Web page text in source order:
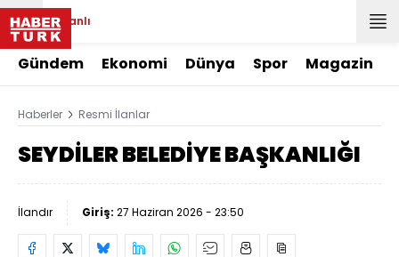
Canlı
Gündem Ekonomi Dünya Spor Magazin
Haberler Resmi İlanlar
SEYDİLER BELEDİYE BAŞKANLIĞI
İlandır Giriş: 27 Haziran 2026 - 23:50